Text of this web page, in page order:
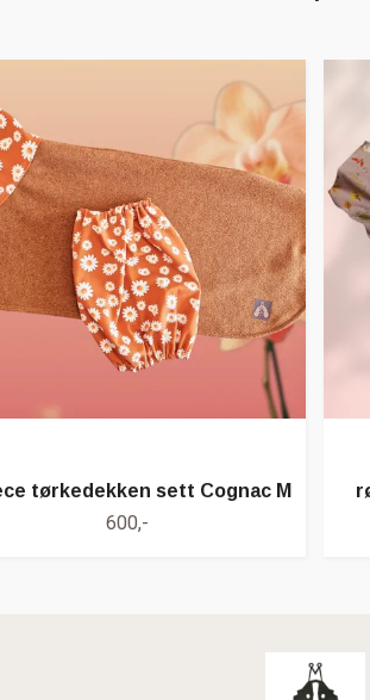
tørkedekken sett Cognac M
600,-